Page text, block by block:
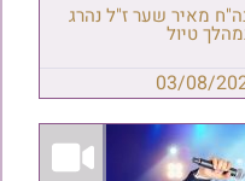
מאיר שער ז"ל נהרג
טיול
03/08/